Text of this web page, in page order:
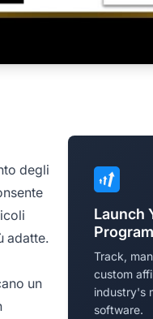
degli
adatte.
un
Launch
Program
Track,
custom
industry's
software.